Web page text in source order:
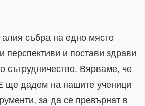
събра на едно място
перспективи и постави здрави
сътрудничество. Вярваме, че
ще дадем на нашите ученици
за да се превърнат в